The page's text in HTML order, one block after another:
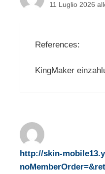
11 Luglio 2026
References:
KingMaker
http://skin-